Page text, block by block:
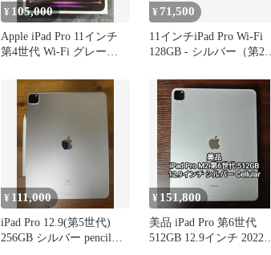
¥ 105,000
Apple iPad Pro 11インチ
第4世代 Wi-Fi グレー
¥ 71,500
11インチiPad Pro Wi-Fi
128GB - シルバー（第2世
¥ 111,000
iPad Pro 12.9(第5世代)
256GB シルバー pencil付
¥ 151,800
美品 iPad Pro 第6世代
512GB 12.9インチ 2022